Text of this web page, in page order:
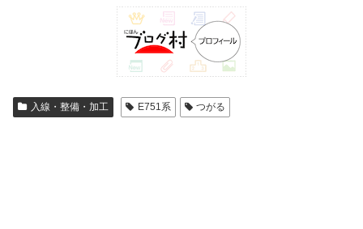
入線・整備・加工 E751系 つがる